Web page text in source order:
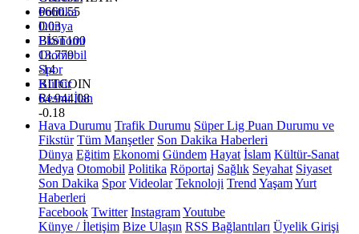
6660.55
0.03
BİST100
13.779
-14
BITCOIN
64.944,08
-0.18
Politika
Dünya
Ekonomi
Otomobil
Spor
Kültür
Resmi İlan
Hava Durumu Trafik Durumu Süper Lig Puan Durumu ve
Fikstür Tüm Manşetler Son Dakika Haberleri
Dünya Eğitim Ekonomi Gündem Hayat İslam Kültür-Sanat
Medya Otomobil Politika Röportaj Sağlık Seyahat Siyaset
Son Dakika Spor Videolar Teknoloji Trend YaşamYurt
Haberleri
Facebook Twitter InstagramYoutube
Künye / İletişim Bize Ulaşın RSS Bağlantıları Üyelik Girişi